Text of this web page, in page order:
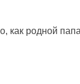
как родной